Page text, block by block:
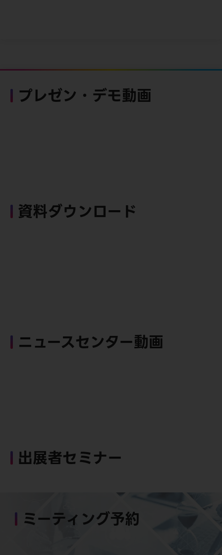
プレゼン・デモ動画
資料ダウンロード
ニュースセンター動画
出展者セミナー
ミーティング予約